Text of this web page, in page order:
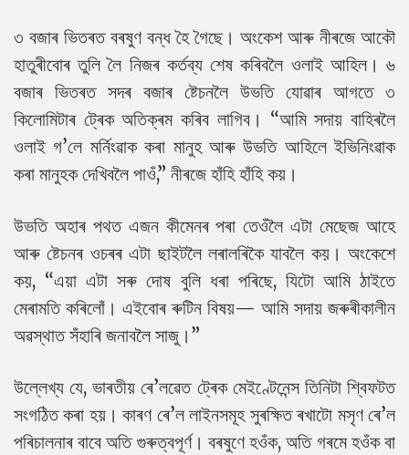
৩ বজাৰ ভিতৰত বৰষুণ বন্ধ হৈ গৈছে। অংকেশ আৰু নীৰজে আকৌ
হাতুৰীবোৰ তুলি লৈ নিজৰ কৰ্তব্য শেষ কৰিবলৈ ওলাই আহিল। ৬
বজাৰ ভিতৰত সদৰ বজাৰ ষ্টেচনলৈ উভতি যোৱাৰ আগতে ৩
কিলোমিটাৰ ট্ৰেক অতিক্ৰম কৰিব লাগিব। “আমি সদায় বাহিৰলৈ
ওলাই গ’লে মৰ্নিংৱাক কৰা মানুহ আৰু উভতি আহিলে ইভিনিংৱাক
কৰা মানুহক দেখিবলৈ পাওঁ,” নীৰজে হাঁহি হাঁহি কয়।
উভতি অহাৰ পথত এজন কীমেনৰ পৰা তেওঁলৈ এটা মেছেজ আহে
আৰু ষ্টেচনৰ ওচৰৰ এটা ছাইটলৈ লৰালৰিকৈ যাবলৈ কয়। অংকেশে
কয়, “এয়া এটা সৰু দোষ বুলি ধৰা পৰিছে, যিটো আমি ঠাইতে
মেৰামতি কৰিলোঁ। এইবোৰ ৰুটিন বিষয়— আমি সদায় জৰুৰীকালীন
অৱস্থাত সঁহাৰি জনাবলৈ সাজু।”
উল্লেখ্য যে, ভাৰতীয় ৰে’লৱেত ট্ৰেক মেইণ্টেনেন্স তিনিটা শ্বিফটত
সংগঠিত কৰা হয়। কাৰণ ৰে’ল লাইনসমূহ সুৰক্ষিত ৰখাটো মসৃণ ৰে’ল
পৰিচালনাৰ বাবে অতি গুৰুত্বপূৰ্ণ। বৰষুণে হওঁক, অতি গৰমে হওঁক বা